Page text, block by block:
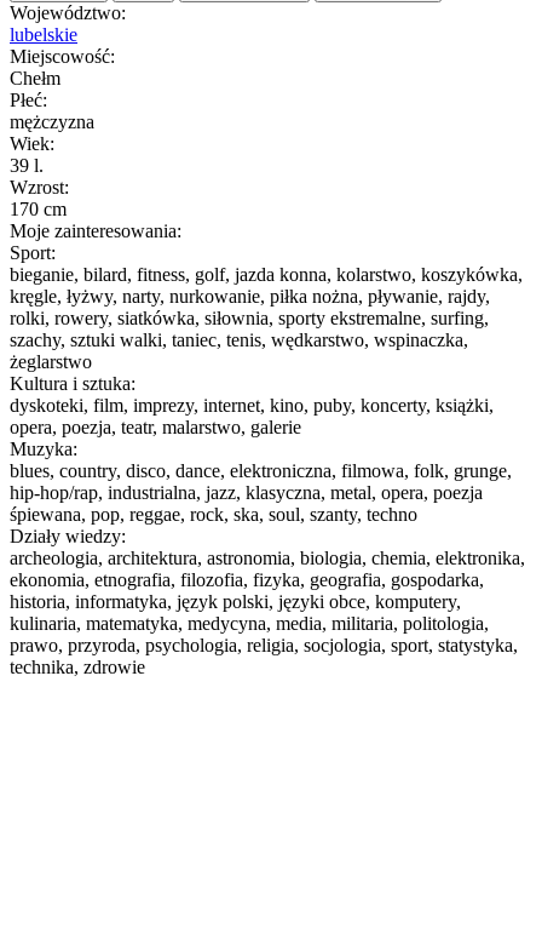
Województwo:
lubelskie
Miejscowość:
Chełm
Płeć:
mężczyzna
Wiek:
39 l.
Wzrost:
170 cm
Moje zainteresowania:
Sport:
bieganie, bilard, fitness, golf, jazda konna, kolarstwo, koszykówka,
kręgle, łyżwy, narty, nurkowanie, piłka nożna, pływanie, rajdy,
rolki, rowery, siatkówka, siłownia, sporty ekstremalne, surfing,
szachy, sztuki walki, taniec, tenis, wędkarstwo, wspinaczka,
żeglarstwo
Kultura i sztuka:
dyskoteki, film, imprezy, internet, kino, puby, koncerty, książki,
opera, poezja, teatr, malarstwo, galerie
Muzyka:
blues, country, disco, dance, elektroniczna, filmowa, folk, grunge,
hip-hop/rap, industrialna, jazz, klasyczna, metal, opera, poezja
śpiewana, pop, reggae, rock, ska, soul, szanty, techno
Działy wiedzy:
archeologia, architektura, astronomia, biologia, chemia, elektronika,
ekonomia, etnografia, filozofia, fizyka, geografia, gospodarka,
historia, informatyka, język polski, języki obce, komputery,
kulinaria, matematyka, medycyna, media, militaria, politologia,
prawo, przyroda, psychologia, religia, socjologia, sport, statystyka,
technika, zdrowie